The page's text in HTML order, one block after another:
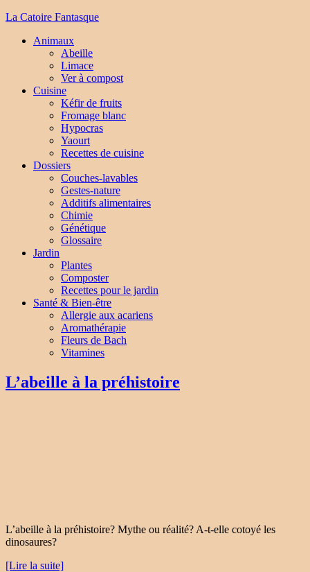
La Catoire Fantasque
Animaux
Abeille
Limace
Ver à compost
Cuisine
Kéfir de fruits
Fromage blanc
Hypocras
Yaourt
Recettes de cuisine
Dossiers
Couches-lavables
Gestes-nature
Additifs alimentaires
Chimie
Génétique
Glossaire
Jardin
Plantes
Composter
Recettes pour le jardin
Santé & Bien-être
Allergie aux acariens
Aromathérapie
Fleurs de Bach
Vitamines
L’abeille à la préhistoire
L’abeille à la préhistoire? Mythe ou réalité? A-t-elle cotoyé les
dinosaures?
[Lire la suite]